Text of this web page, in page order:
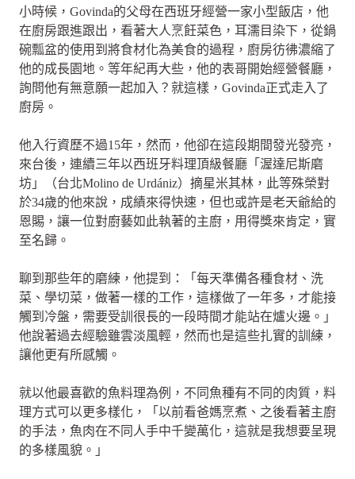
小時候，Govinda的父母在西班牙經營一家小型飯店，他
在廚房跟進跟出，看著大人烹飪菜色，耳濡目染下，從鍋
碗瓢盆的使用到將食材化為美食的過程，廚房彷彿濃縮了
他的成長園地。等年紀再大些，他的表哥開始經營餐廳，
詢問他有無意願一起加入？就這樣，Govinda正式走入了
廚房。
他入行資歷不過15年，然而，他卻在這段期間發光發亮，
來台後，連續三年以西班牙料理頂級餐廳「渥達尼斯磨
坊」（台北Molino de Urdániz）摘星米其林，此等殊榮對
於34歲的他來說，成績來得快速，但也或許是老天爺給的
恩賜，讓一位對廚藝如此執著的主廚，用得獎來肯定，實
至名歸。
聊到那些年的磨練，他提到：「每天準備各種食材、洗
菜、學切菜，做著一樣的工作，這樣做了一年多，才能接
觸到冷盤，需要受訓很長的一段時間才能站在爐火邊。」
他說著過去經驗雖雲淡風輕，然而也是這些扎實的訓練，
讓他更有所感觸。
就以他最喜歡的魚料理為例，不同魚種有不同的肉質，料
理方式可以更多樣化，「以前看爸媽烹煮、之後看著主廚
的手法，魚肉在不同人手中千變萬化，這就是我想要呈現
的多樣風貌。」